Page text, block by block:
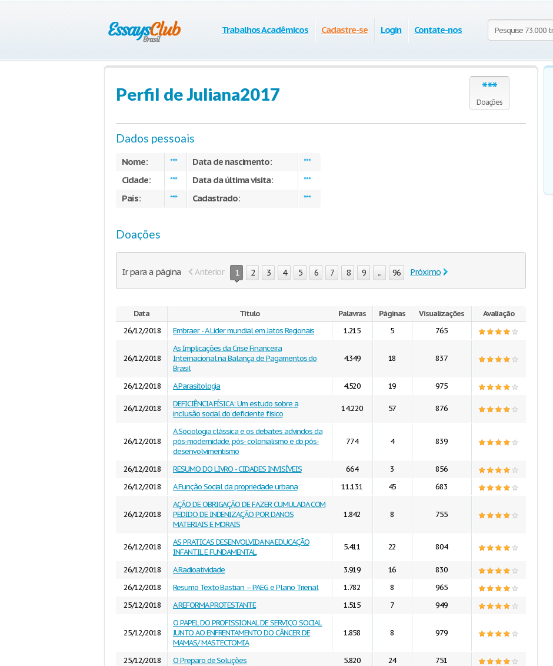
Trabalhos Acadêmicos Cadastre-se Login Contate-nos
***
Doações
Perfil de Juliana2017
Dados pessoais
Nome: *** Data de nascimento: ***
Cidade: *** Data da última visita: ***
País: *** Cadastrado: ***
Doações
Ir para a página Anterior 1 2 3 4 5 6 7 8 9 ... 96 Próximo
Data Título Palavras Páginas Visualizações
Avaliação
26/12/2018
Embraer - A Líder mundial em Jatos Regionais 1.215 5 765
26/12/2018
As Implicações da Crise Financeira
Internacional na Balança de Pagamentos do
Brasil
4.349 18 837
26/12/2018 A Parasitologia 4.520 19 975
26/12/2018
DEFICIÊNCIA FÍSICA: Um estudo sobre a
inclusão social do deficiente físico
14.220 57 876
26/12/2018
A Sociologia clássica e os debates advindos da
pós-modernidade, pós- colonialismo e do pós-
desenvolvimentismo
774 4 839
26/12/2018 RESUMO DO LIVRO - CIDADES INVISÍVEIS 664 3
856
26/12/2018
A Função Social da propriedade urbana 11.131 45 683
26/12/2018
AÇÃO DE OBRIGAÇÃO DE FAZER CUMULADA COM
PEDIDO DE INDENIZAÇÃO POR DANOS
MATERIAIS E MORAIS
1.842 8 755
26/12/2018
AS PRATICAS DESENVOLVIDA NA EDUCAÇÃO
INFANTIL E FUNDAMENTAL
5.411 22 804
26/12/2018 A Radioatividade 3.919 16
830
26/12/2018
Resumo Texto Bastian – PAEG e Plano Trienal 1.782 8
965
25/12/2018
A REFORMA PROTESTANTE 1.515 7 949
25/12/2018
O PAPEL DO PROFISSIONAL DE SERVIÇO SOCIAL
JUNTO AO ENFRENTAMENTO DO CÂNCER DE
MAMAS/ MASTECTOMIA
1.858 8 979
25/12/2018 O Preparo de Soluções 5.820 24 751